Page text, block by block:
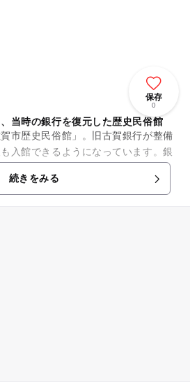
保存
0
当時の銀行を復元した歴史民俗館
市歴史民俗館」。旧古賀銀行が整備
入館できるようになっています。銀
装などを経て、現在は大正5年当時
、市...
続きをみる